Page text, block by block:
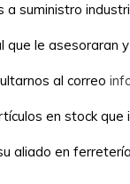
suministro
le asesoraran
al correo
en stock
aliado en